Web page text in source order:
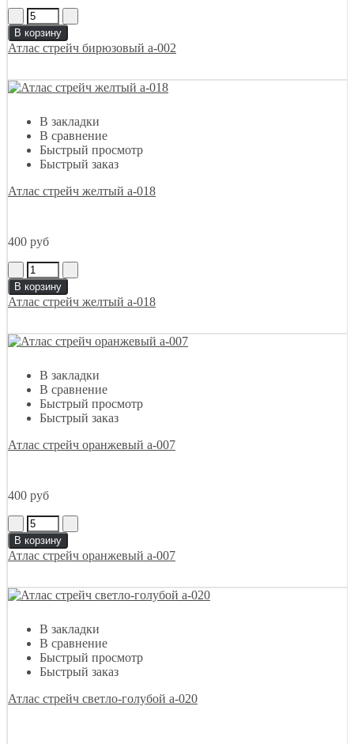
В корзину
Атлас стрейч бирюзовый а-002
В закладки
В сравнение
Быстрый просмотр
Быстрый заказ
Атлас стрейч желтый а-018
400 руб
В корзину
Атлас стрейч желтый а-018
В закладки
В сравнение
Быстрый просмотр
Быстрый заказ
Атлас стрейч оранжевый а-007
400 руб
В корзину
Атлас стрейч оранжевый а-007
В закладки
В сравнение
Быстрый просмотр
Быстрый заказ
Атлас стрейч светло-голубой а-020